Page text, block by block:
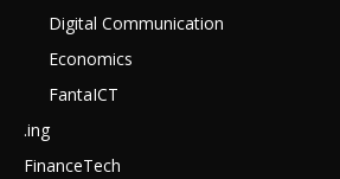
Digital Communication
Economics
FantaICT
.ing
FinanceTech